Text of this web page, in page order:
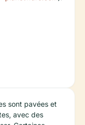
sont pavées et
avec des